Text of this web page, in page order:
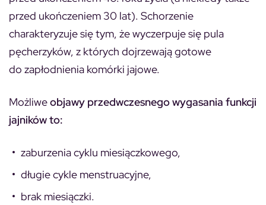
przed ukończeniem 30 lat). Schorzenie
charakteryzuje się tym, że wyczerpuje się pula
pęcherzyków, z których dojrzewają gotowe
do zapłodnienia komórki jajowe.
Możliweobjawy przedwczesnego wygasania funkcji
jajników to:
zaburzenia cyklu miesiączkowego,
długie cykle menstruacyjne,
brak miesiączki.